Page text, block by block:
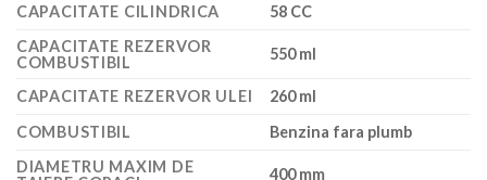
CAPACITATE CILINDRICA
58 CC
CAPACITATE REZERVOR
COMBUSTIBIL
550 ml
CAPACITATE REZERVOR ULEI
260 ml
COMBUSTIBIL
Benzina fara plumb
DIAMETRU MAXIM DE
400 mm